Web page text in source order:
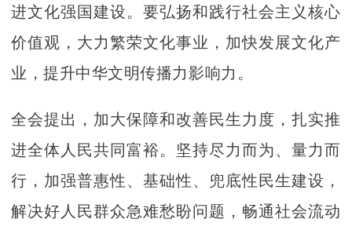
进文化强国建设。要弘扬和践行社会主义核心
价值观，大力繁荣文化事业，加快发展文化产
业，提升中华文明传播力影响力。
全会提出，加大保障和改善民生力度，扎实推
进全体人民共同富裕。坚持尽力而为、量力而
行，加强普惠性、基础性、兜底性民生建设，
解决好人民群众急难愁盼问题，畅通社会流动